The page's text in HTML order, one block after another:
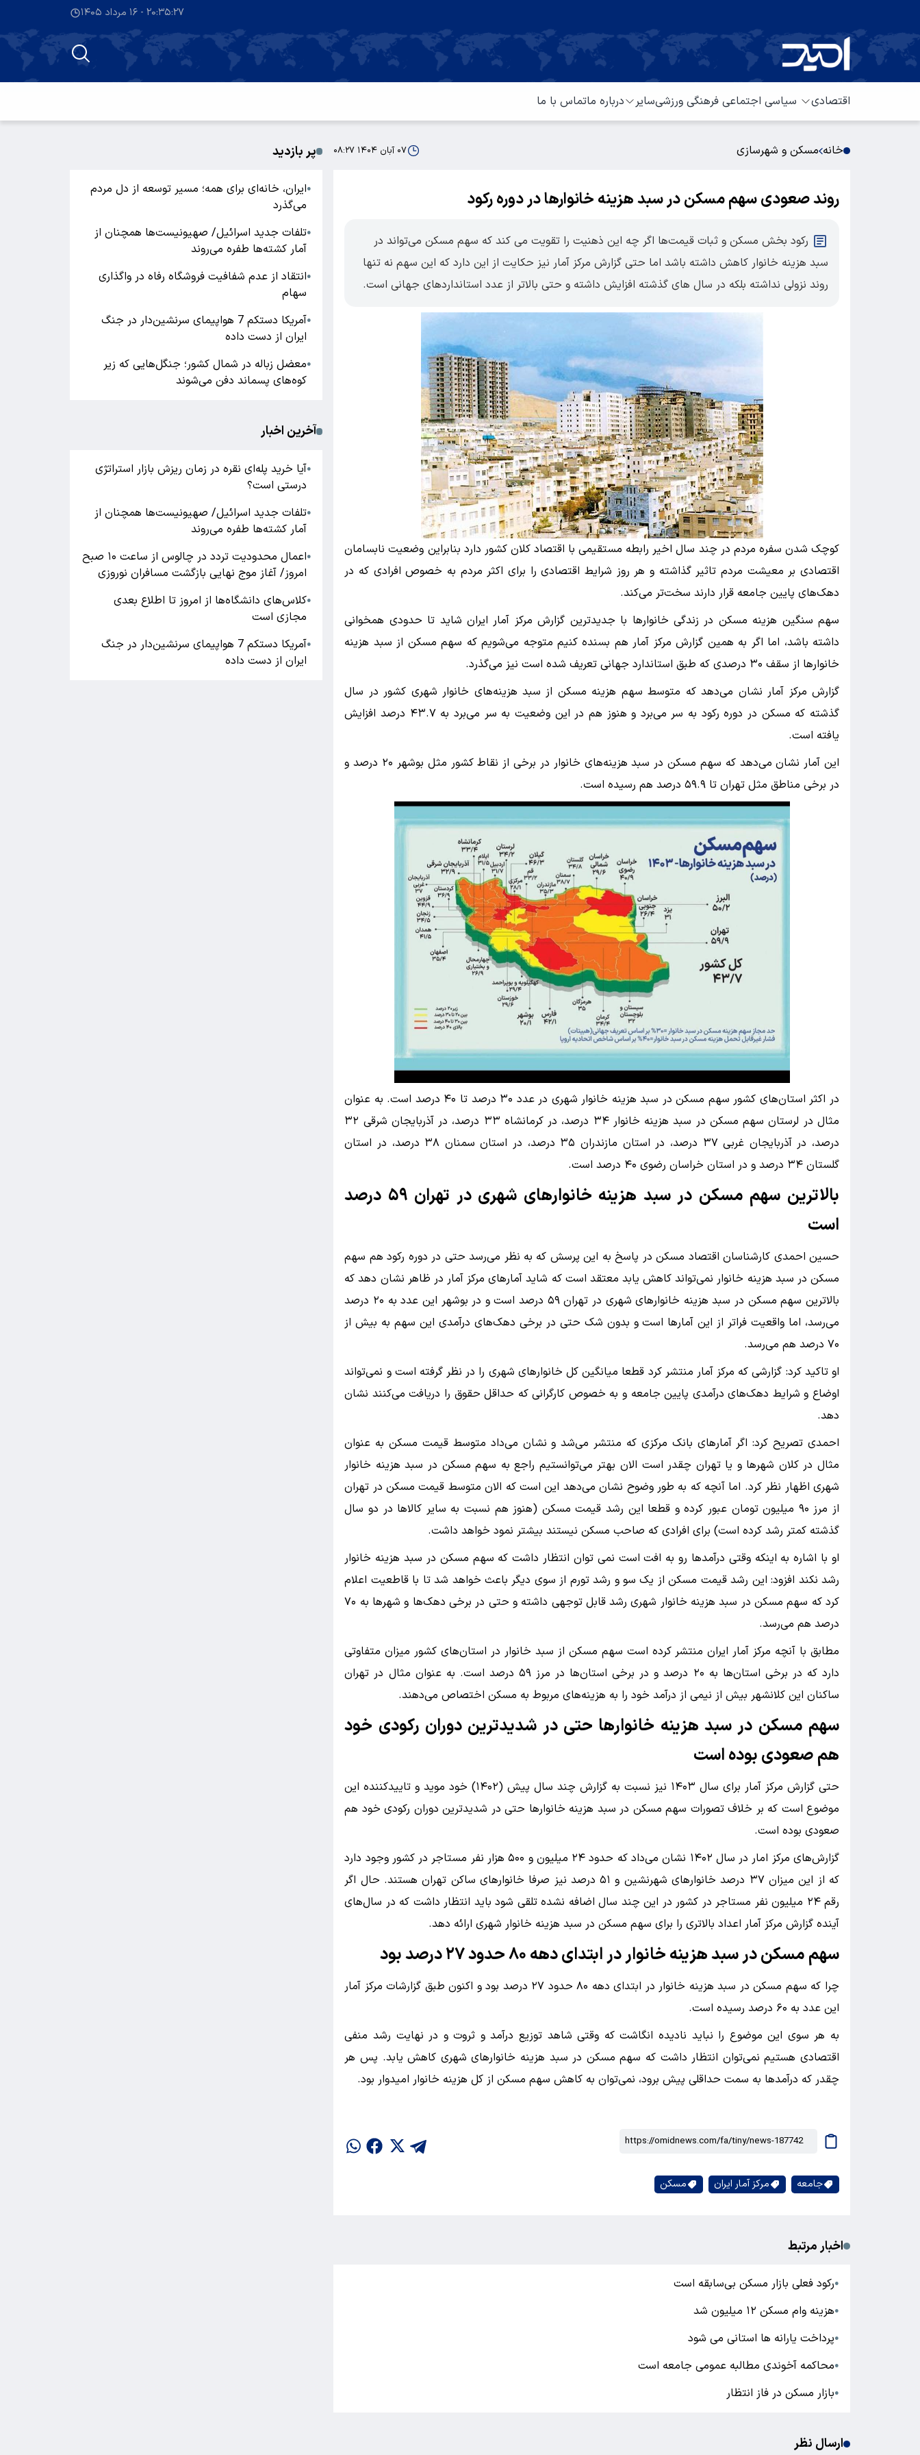
۲۰:۳۵:۲۸ - ۱۶ مرداد ۱۴۰۵
اقتصادی سیاسی اجتماعی فرهنگی ورزشیسایر درباره ماتماس با ما
خانه مسکن و شهرسازی ۰۷ آبان ۱۴۰۴ ۰۸:۲۷
روند صعودی سهم مسکن در سبد هزینه خانوارها در دوره رکود
رکود بخش مسکن و ثبات قیمت‌ها اگر چه این ذهنیت را تقویت می کند که سهم مسکن می‌تواند در
سبد هزینه خانوار کاهش داشته باشد اما حتی گزارش مرکز آمار نیز حکایت از این دارد که این سهم نه تنها
روند نزولی نداشته بلکه در سال های گذشته افزایش داشته و حتی بالاتر از عدد استانداردهای جهانی است.
کوچک شدن سفره مردم در چند سال اخیر رابطه مستقیمی با اقتصاد کلان کشور دارد بنابراین وضعیت نابسامان
اقتصادی بر معیشت مردم تاثیر گذاشته و هر روز شرایط اقتصادی را برای اکثر مردم به خصوص افرادی که در
دهک‌های پایین جامعه قرار دارند سخت‎‌تر می‌کند.
سهم سنگین هزینه مسکن در زندگی خانوار‌ها با جدیدترین گزارش مرکز آمار ایران شاید تا حدودی همخوانی
داشته باشد، اما اگر به همین گزارش مرکز آمار هم بسنده کنیم متوجه می‌شویم که سهم مسکن از سبد هزینه
خانوار‌ها از سقف ۳۰ درصدی که طبق استاندارد جهانی تعریف شده است نیز می‌گذرد.
گزارش مرکز آمار نشان می‌دهد که متوسط سهم هزینه مسکن از سبد هزینه‌های خانوار شهری کشور در سال
گذشته که مسکن در دوره رکود به سر می‌برد و هنوز هم در این وضعیت به سر می‌برد به ۴۳.۷ درصد افزایش
یافته است.
این آمار نشان می‌دهد که سهم مسکن در سبد هزینه‌های خانوار در برخی از نقاط کشور مثل بوشهر ۲۰ درصد و
در برخی مناطق مثل تهران تا ۵۹.۹ درصد هم رسیده است.
در اکثر استان‌های کشور سهم مسکن در سبد هزینه خانوار شهری در عدد ۳۰ درصد تا ۴۰ درصد است. به عنوان
مثال در لرستان سهم مسکن در سبد هزینه خانوار ۳۴ درصد، در کرمانشاه ۳۳ درصد، در آذربایجان شرقی ۳۲
درصد، در آذربایجان غربی ۳۷ درصد، در استان مازندران ۳۵ درصد، در استان سمنان ۳۸ درصد، در استان
گلستان ۳۴ درصد و در استان خراسان رضوی ۴۰ درصد است.
بالاترین سهم مسکن در سبد هزینه خانوار‌های شهری در تهران ۵۹ درصد
است
حسین احمدی کارشناسان اقتصاد مسکن در پاسخ به این پرسش که به نظر می‌رسد حتی در دوره رکود هم سهم
مسکن در سبد هزینه خانوار نمی‌تواند کاهش یابد معتقد است که شاید آمار‌های مرکز آمار در ظاهر نشان دهد که
بالاترین سهم مسکن در سبد هزینه خانوار‌های شهری در تهران ۵۹ درصد است و در بوشهر این عدد به ۲۰ درصد
می‌رسد، اما واقعیت فراتر از این آمار‌ها است و بدون شک حتی در برخی دهک‌های درآمدی این سهم به بیش از
۷۰ درصد هم می‌رسد.
او تاکید کرد: گزارشی که مرکز آمار منتشر کرد قطعا میانگین کل خانوار‌های شهری را در نظر گرفته است و نمی‌تواند
اوضاع و شرایط دهک‌های درآمدی پایین جامعه و به خصوص کارگرانی که حداقل حقوق را دریافت می‌کنند نشان
دهد.
احمدی تصریح کرد: اگر آمار‌های بانک مرکزی که منتشر می‌شد و نشان می‌داد متوسط قیمت مسکن به عنوان
مثال در کلان شهر‌ها و یا تهران چقدر است الان بهتر می‌توانستیم راجع به سهم مسکن در سبد هزینه خانوار
شهری اظهار نظر کرد. اما آنچه که به طور وضوح نشان می‌دهد این است که الان متوسط قیمت مسکن در تهران
از مرز ۹۰ میلیون تومان عبور کرده و قطعا این رشد قیمت مسکن (هنوز هم نسبت به سایر کالا‌ها در دو سال
گذشته کمتر رشد کرده است) برای افرادی که صاحب مسکن نیستند بیشتر نمود خواهد داشت.
او با اشاره به اینکه وقتی درآمدها رو به افت است نمی توان انتظار داشت که سهم مسکن در سبد هزینه خانوار
رشد نکند افزود: این رشد قیمت مسکن از یک سو و رشد تورم از سوی دیگر باعث خواهد شد تا با قاطعیت اعلام
کرد که سهم مسکن در سبد هزینه خانوار شهری رشد قابل توجهی داشته و حتی در برخی دهک‌ها و شهر‌ها به ۷۰
درصد هم می‌رسد.
مطابق با آنچه مرکز آمار ایران منتشر کرده است سهم مسکن از سبد خانوار در استان‌های کشور میزان متفاوتی
دارد که در برخی استان‌ها به ۲۰ درصد و در برخی استان‌ها در مرز ۵۹ درصد است. به عنوان مثال در تهران
ساکنان این کلانشهر بیش از نیمی از درآمد خود را به هزینه‌های مربوط به مسکن اختصاص می‌دهند.
سهم مسکن در سبد هزینه خانوار‌ها حتی در شدیدترین دوران رکودی خود
هم صعودی بوده است
حتی گزارش مرکز آمار برای سال ۱۴۰۳ نیز نسبت به گزارش چند سال پیش (۱۴۰۲) خود موید و تاییدکننده این
موضوع است که بر خلاف تصورات سهم مسکن در سبد هزینه خانوار‌ها حتی در شدیدترین دوران رکودی خود هم
صعودی بوده است.
گزارش‌های مرکز امار در سال ۱۴۰۲ نشان می‌داد که حدود ۲۴ میلیون و ۵۰۰ هزار نفر مستاجر در کشور وجود دارد
که از این میزان ۳۷ درصد خانوار‌های شهرنشین و ۵۱ درصد نیز صرفا خانوار‌های ساکن تهران هستند. حال اگر
رقم ۲۴ میلیون نفر مستاجر در کشور در این چند سال اضافه نشده تلقی شود باید انتظار داشت که در سال‌های
آینده گزارش مرکز آمار اعداد بالاتری را برای سهم مسکن در سبد هزینه خانوار شهری ارائه دهد.
سهم مسکن در سبد هزینه خانوار در ابتدای دهه ۸۰ حدود ۲۷ درصد بود
چرا که سهم مسکن در سبد هزینه خانوار در ابتدای دهه ۸۰ حدود ۲۷ درصد بود و اکنون طبق گزارشات مرکز آمار
این عدد به ۶۰ درصد رسیده است.
به هر سوی این موضوع را نباید نادیده انگاشت که وقتی شاهد توزیع درآمد و ثروت و در نهایت رشد منفی
اقتصادی هستیم نمی‌توان انتظار داشت که سهم مسکن در سبد هزینه خانوار‌های شهری کاهش یابد. پس هر
چقدر که درآمد‌ها به سمت حداقلی پیش برود، نمی‌توان به کاهش سهم مسکن از کل هزینه خانوار امیدوار بود.
جامعه مرکز آمار ایران مسکن
اخبار مرتبط
●رکود فعلی بازار مسکن بی‌سابقه است
●هزینه وام مسکن ۱۲ میلیون شد
●پرداخت یارانه ها استانی می شود
●محاکمه آخوندی مطالبه عمومی جامعه است
●بازار مسکن در فاز انتظار
ارسال نظر
پر بازدید
●ایران، خانه‌ای برای همه؛ مسیر توسعه از دل مردم
می‌گذرد
●تلفات جدید اسرائیل/ صهیونیست‌ها همچنان از
آمار کشته‌ها طفره می‌روند
●انتقاد از عدم شفافیت فروشگاه رفاه در واگذاری
سهام
●
آمریکا دستکم 7 هواپیمای سرنشین‌دار در جنگ
ایران از دست داده
●معضل زباله در شمال کشور؛ جنگل‌هایی که زیر
کوه‌های پسماند دفن می‌شوند
آخرین اخبار
●آیا خرید پله‌ای نقره در زمان ریزش بازار استراتژی
درستی است؟
●تلفات جدید اسرائیل/ صهیونیست‌ها همچنان از
آمار کشته‌ها طفره می‌روند
●
اعمال محدودیت تردد در چالوس از ساعت ۱۰ صبح
امروز/ آغاز موج نهایی بازگشت مسافران نوروزی
●کلاس‌های دانشگاه‌ها از امروز تا اطلاع بعدی
مجازی است
●
آمریکا دستکم 7 هواپیمای سرنشین‌دار در جنگ
ایران از دست داده